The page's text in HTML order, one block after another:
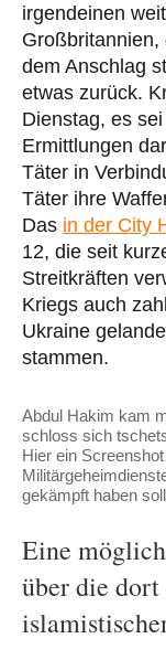
irgendeinen
Großbritannien,
dem Anschlag
etwas zurück.
Dienstag, es
Ermittlungen
Täter in
Täter ihre
Das in der City
12, die seit
Streitkräften
Kriegs auch
Ukraine
stammen.
Abdul Hakim kam
schloss sich
Hier ein
gekämpft haben
Eine
über die